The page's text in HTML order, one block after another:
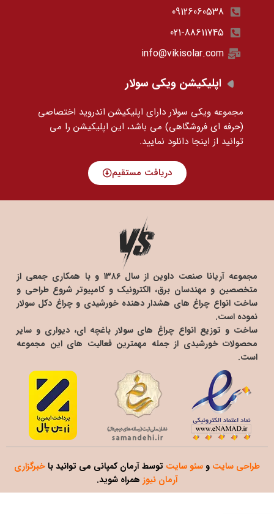
09126060538
021-88611745
info@vikisolar.com
اپلیکیشن ویکی سولار
مجموعه ویکی سولار دارای اپلیکیشن اندروید اختصاصی
(حرفه ای فروشگاهی) می باشد، این اپلیکیشن را می
توانید از اینجا دانلود نمایید.
دریافت مستقیم
مجموعه آریانا صنعت داوین از سال ۱۳۸۶ و با همکاری جمعی از
متخصصین و مهندسان برق، الکترونیک و کامپیوتر شروع طراحی و
ساخت انواع چراغ های هشدار دهنده خورشیدی و چراغ دکل سولار
نموده است.
ساخت و توزیع انواع چراغ های سولار باغچه ای، دیواری و سایر
محصولات خورشیدی از جمله مهمترین فعالیت های این مجموعه
است.
طراحی سایت و سئو سایت توسط آرمان کمپانی می توانید با خبرگزاری
آرمان نیوز همراه شوید.